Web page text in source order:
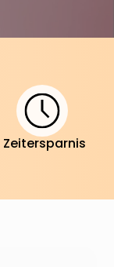
Zeitersparnis